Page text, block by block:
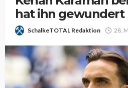
hat ihn gewundert
SchalkeTOTAL Redaktion 28.